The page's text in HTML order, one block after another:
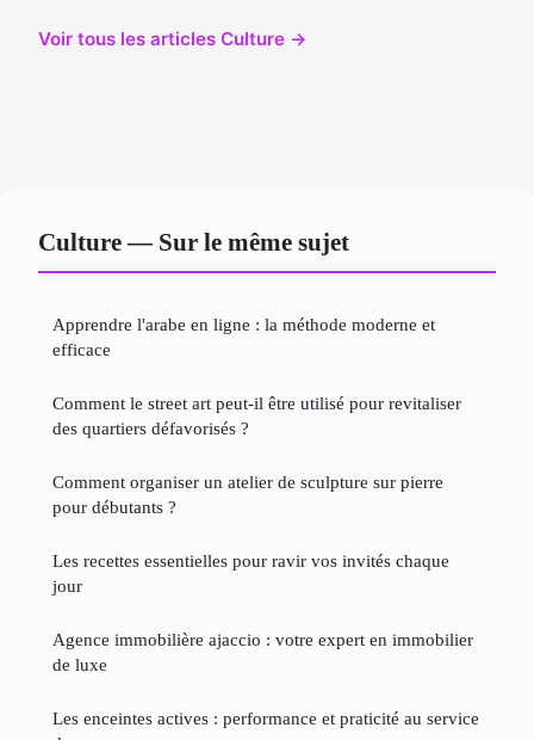
Voir tous les articles Culture →
Culture — Sur le même sujet
Apprendre l'arabe en ligne : la méthode moderne et
efficace
Comment le street art peut-il être utilisé pour revitaliser
des quartiers défavorisés ?
Comment organiser un atelier de sculpture sur pierre
pour débutants ?
Les recettes essentielles pour ravir vos invités chaque
jour
Agence immobilière ajaccio : votre expert en immobilier
de luxe
Les enceintes actives : performance et praticité au service